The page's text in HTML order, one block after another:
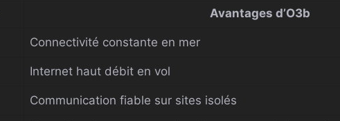
Avantages d’O3b
Connectivité constante en mer
Internet haut débit en vol
Communication fiable sur sites isolés